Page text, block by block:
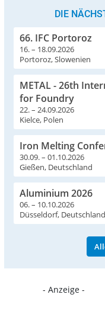
DIE
66. IFC Portoroz
16. – 18.09.2026
Portoroz, Slowenien
METAL - 26th
for Foundry
22. – 24.09.2026
Kielce, Polen
Iron Melting
30.09. – 01.10.2026
Gießen, Deutschland
Aluminium 2026
06. – 10.10.2026
Düsseldorf, Deutschland
- Anzeige -